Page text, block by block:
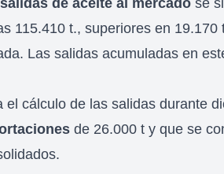
115.410 t., superiores en
Las salidas acumuladas en
el cálculo de las salidas durante
de 26.000 t y que se